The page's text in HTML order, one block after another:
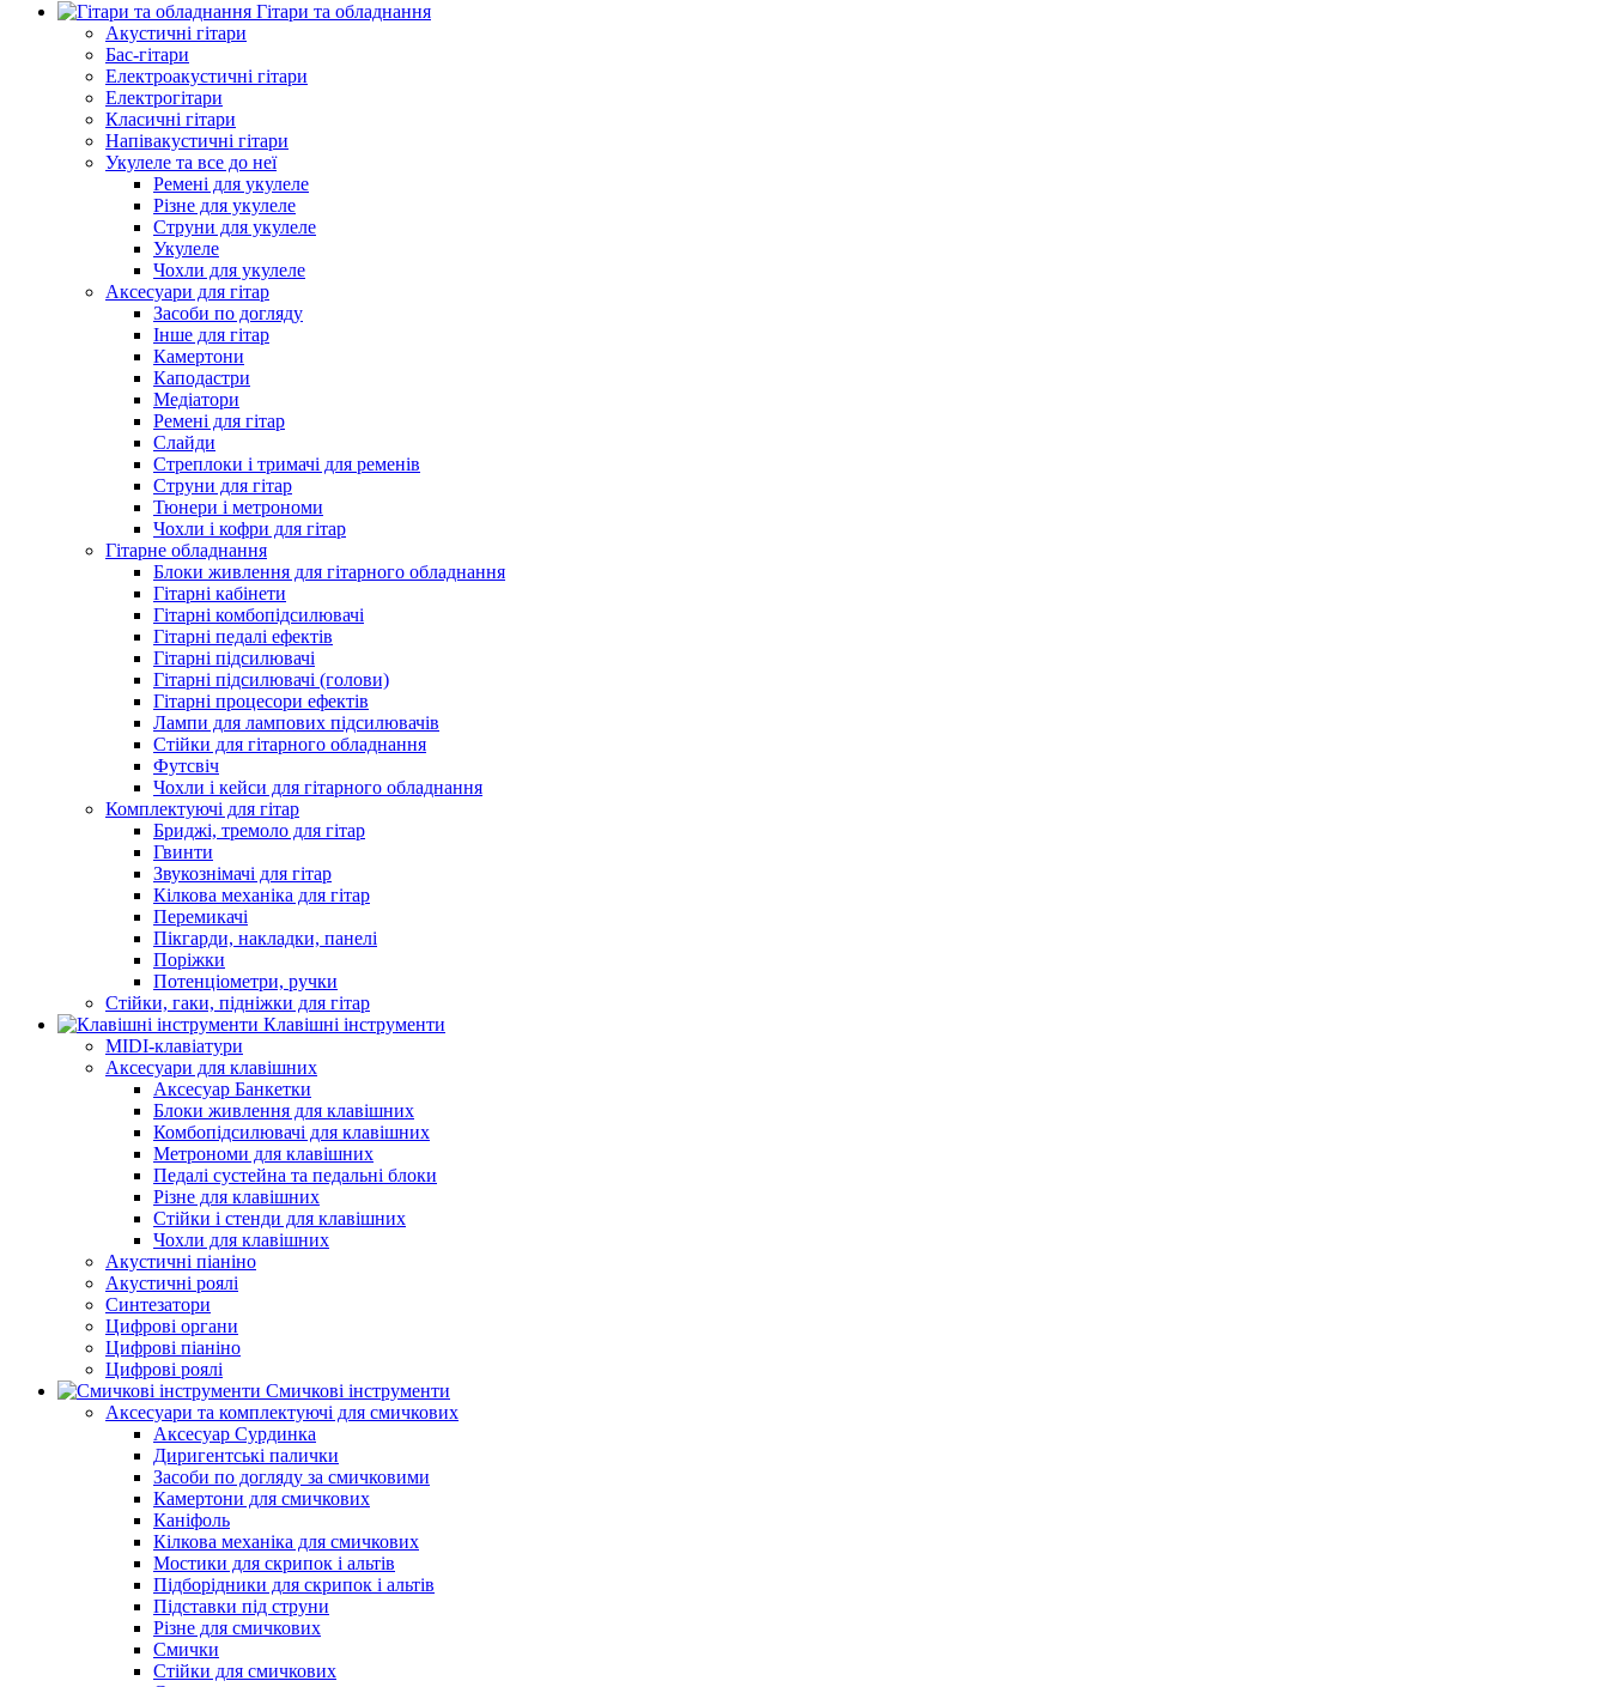
Гітари та обладнання
Акустичні гітари
Бас-гітари
Електроакустичні гітари
Електрогітари
Класичні гітари
Напівакустичні гітари
Укулеле та все до неї
Ремені для укулеле
Різне для укулеле
Струни для укулеле
Укулеле
Чохли для укулеле
Аксесуари для гітар
Засоби по догляду
Інше для гітар
Камертони
Каподастри
Медіатори
Ремені для гітар
Слайди
Стреплоки і тримачі для ременів
Струни для гітар
Тюнери і метрономи
Чохли і кофри для гітар
Гітарне обладнання
Блоки живлення для гітарного обладнання
Гітарні кабінети
Гітарні комбопідсилювачі
Гітарні педалі ефектів
Гітарні підсилювачі
Гітарні підсилювачі (голови)
Гітарні процесори ефектів
Лампи для лампових підсилювачів
Стійки для гітарного обладнання
Футсвіч
Чохли і кейси для гітарного обладнання
Комплектуючі для гітар
Бриджі, тремоло для гітар
Гвинти
Звукознімачі для гітар
Кілкова механіка для гітар
Перемикачі
Пікгарди, накладки, панелі
Поріжки
Потенціометри, ручки
Стійки, гаки, підніжки для гітар
Клавішні інструменти
MIDI-клавіатури
Аксесуари для клавішних
Аксесуар Банкетки
Блоки живлення для клавішних
Комбопідсилювачі для клавішних
Метрономи для клавішних
Педалі сустейна та педальні блоки
Різне для клавішних
Стійки і стенди для клавішних
Чохли для клавішних
Акустичні піаніно
Акустичні роялі
Синтезатори
Цифрові органи
Цифрові піаніно
Цифрові роялі
Смичкові інструменти
Аксесуари та комплектуючі для смичкових
Аксесуар Сурдинка
Диригентські палички
Засоби по догляду за смичковими
Камертони для смичкових
Каніфоль
Кілкова механіка для смичкових
Мостики для скрипок і альтів
Підборiдники для скрипок і альтів
Підставки під струни
Різне для смичкових
Смички
Стійки для смичкових